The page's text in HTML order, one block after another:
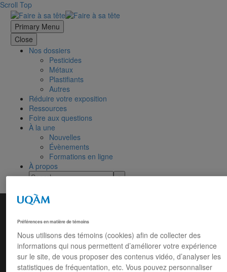
Scroll Top
Primary Menu
Close
Nos dossiers
Pesticides
Métaux
Plastifiants
Autres
Réduire votre exposition
Ressources
Foire aux questions
À la une
Nouvelles
Évènements
Formations en ligne
À propos
Cancer
Préférences en matière de témoins
Nous utilisons des témoins (cookies) afin de collecter des
informations qui nous permettent d’améliorer votre expérience
sur le site, de vous proposer des contenus vidéo, d’analyser les
statistiques de fréquentation, etc. Vous pouvez personnaliser